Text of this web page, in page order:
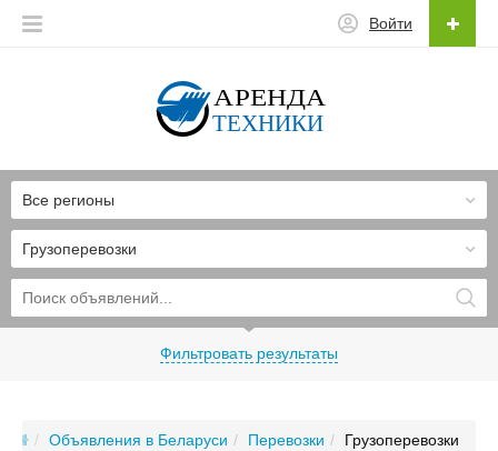
Войти
Грузоперевозки
Все регионы
Фильтровать результаты
Объявления в Беларуси Перевозки Грузоперевозки